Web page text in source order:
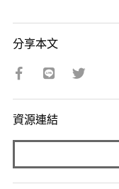
分享本文
資源連結